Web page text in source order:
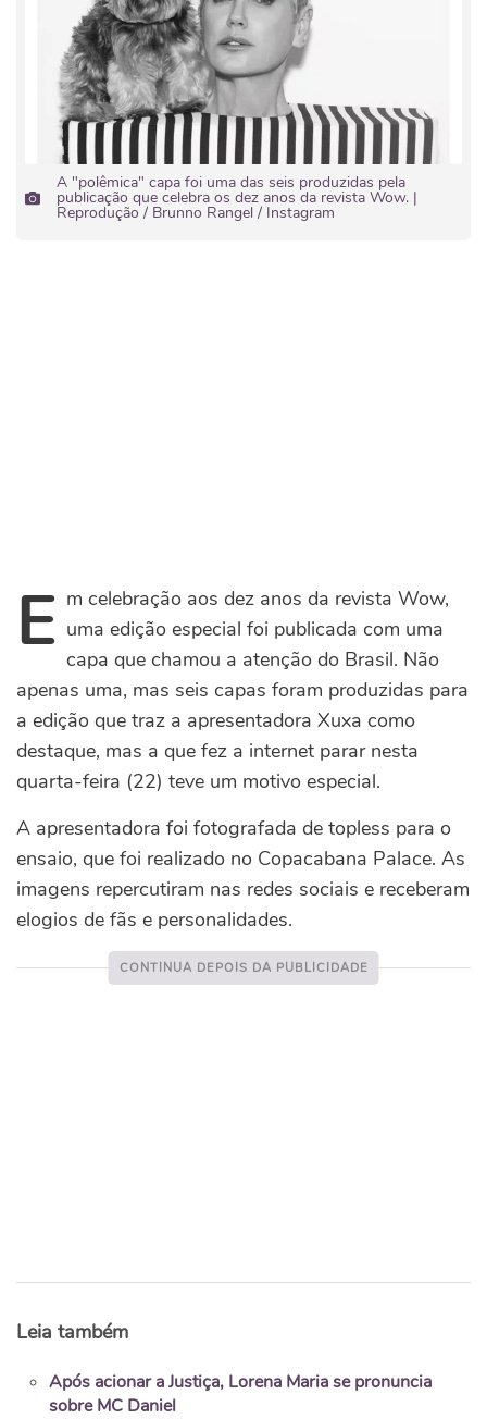
A "polêmica" capa foi uma das seis produzidas pela
publicação que celebra os dez anos da revista Wow. |
Reprodução / Brunno Rangel / Instagram
E m celebração aos dez anos da revista Wow,
uma edição especial foi publicada com uma
capa que chamou a atenção do Brasil. Não
apenas uma, mas seis capas foram produzidas para
a edição que traz a apresentadora Xuxa como
destaque, mas a que fez a internet parar nesta
quarta-feira (22) teve um motivo especial.
A apresentadora foi fotografada de topless para o
ensaio, que foi realizado no Copacabana Palace. As
imagens repercutiram nas redes sociais e receberam
elogios de fãs e personalidades.
Leia também
Após acionar a Justiça, Lorena Maria se pronuncia
sobre MC Daniel